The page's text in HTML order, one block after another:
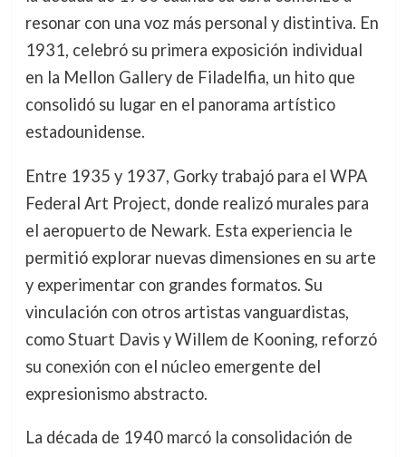
resonar con una voz más personal y distintiva. En
1931, celebró su primera exposición individual
en la Mellon Gallery de Filadelfia, un hito que
consolidó su lugar en el panorama artístico
estadounidense.
Entre 1935 y 1937, Gorky trabajó para el WPA
Federal Art Project, donde realizó murales para
el aeropuerto de Newark. Esta experiencia le
permitió explorar nuevas dimensiones en su arte
y experimentar con grandes formatos. Su
vinculación con otros artistas vanguardistas,
como Stuart Davis y Willem de Kooning, reforzó
su conexión con el núcleo emergente del
expresionismo abstracto.
La década de 1940 marcó la consolidación de